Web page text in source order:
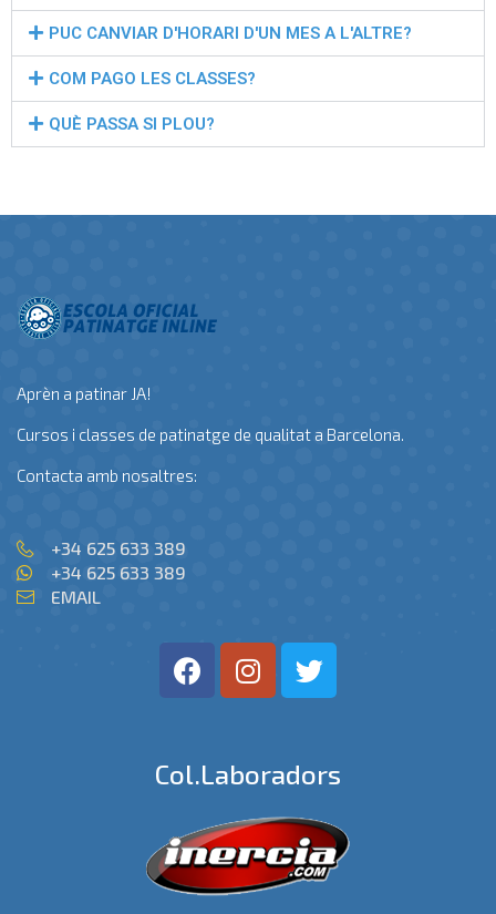
PUC CANVIAR D'HORARI D'UN MES A L'ALTRE?
COM PAGO LES CLASSES?
QUÈ PASSA SI PLOU?
Aprèn a patinar JA!
Cursos i classes de patinatge de qualitat a Barcelona.
Contacta amb nosaltres:
+34 625 633 389
+34 625 633 389
EMAIL
Col.laboradors